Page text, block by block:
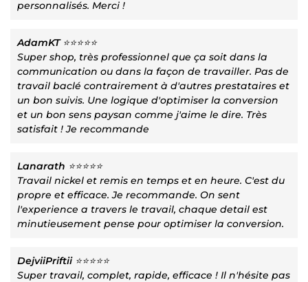
personnalisés. Merci !
AdamKT⭐⭐⭐⭐⭐
Super shop, très professionnel que ça soit dans la
communication ou dans la façon de travailler. Pas de
travail baclé contrairement à d'autres prestataires et
un bon suivis. Une logique d'optimiser la conversion
et un bon sens paysan comme j'aime le dire. Très
satisfait ! Je recommande
Lanarath ⭐⭐⭐⭐⭐
Travail nickel et remis en temps et en heure. C'est du
propre et efficace. Je recommande. On sent
l'experience a travers le travail, chaque detail est
minutieusement pense pour optimiser la conversion.
DejviiPriftii⭐⭐⭐⭐⭐
Super travail, complet, rapide, efficace ! Il n'hésite pas